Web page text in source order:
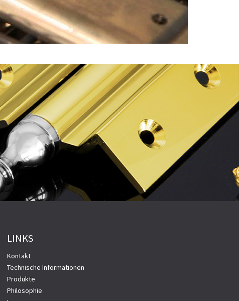
LINKS
Kontakt
Technische Informationen
Produkte
Philosophie